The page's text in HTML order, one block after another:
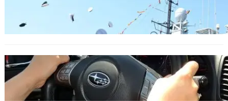
Варна посрещна новите офицери на ВМС
ОБЩЕСТВО
Възможни ограничения за Waze в Европа
след решение на Съда на ЕС